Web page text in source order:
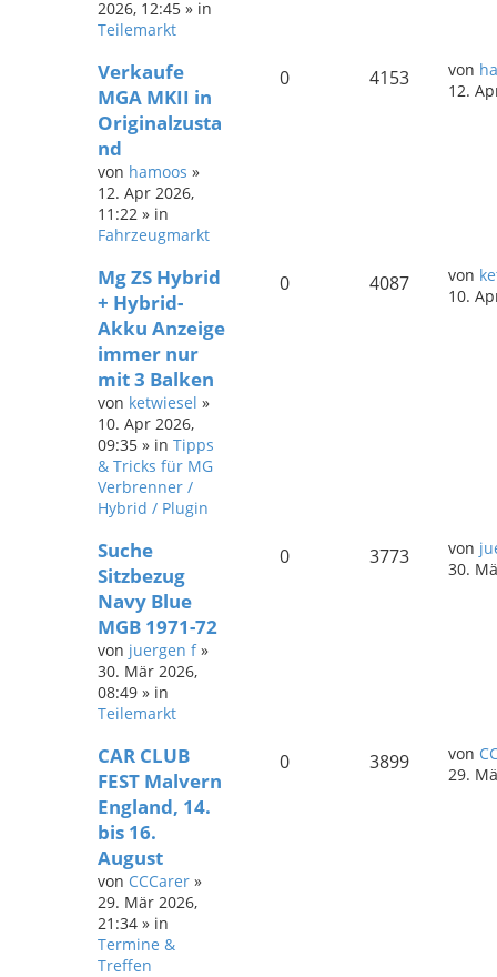
2026, 12:45 » in
Teilemarkt
Verkaufe
MGA MKII in
Originalzusta
nd
von hamoos »
12. Apr 2026,
11:22 » in
Fahrzeugmarkt
0 4153 von
12.
Mg ZS Hybrid
+ Hybrid-
Akku Anzeige
immer nur
mit 3 Balken
von ketwiesel »
10. Apr 2026,
09:35 » in Tipps
& Tricks für MG
Verbrenner /
Hybrid / Plugin
0 4087 von
10.
Suche
Sitzbezug
Navy Blue
MGB 1971-72
von juergen f»
30. Mär 2026,
08:49 » in
Teilemarkt
0 3773 von
30.
CAR CLUB
FEST Malvern
England, 14.
bis 16.
August
von CCCarer »
29. Mär 2026,
21:34 » in
Termine &
Treffen
0 3899 von
29.